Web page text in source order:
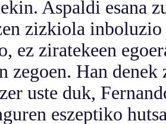
Aspaldi esana
zizkiola
ez ziratekeen
zegoen. Han
duk,
eszeptiko hutsa